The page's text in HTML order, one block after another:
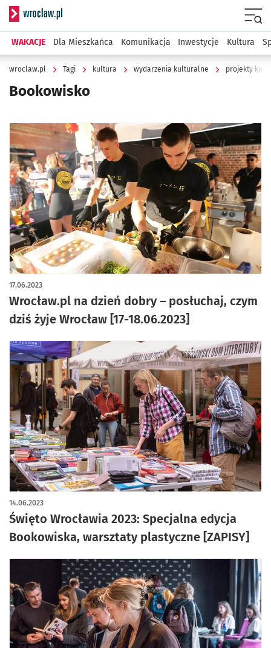
Serwis informacyjny wroclaw.pl
WAKACJE Dla Mieszkańca Komunikacja Inwestycje Kultura
wroclaw.pl Tagi kultura wydarzenia kulturalne projekty
Bookowisko
Wrocław.pl na dzień dobry – posłuchaj, czym
dziś żyje Wrocław [17-18.06.2023]
17.06.2023
Święto Wrocławia 2023: Specjalna edycja
Bookowiska, warsztaty plastyczne [ZAPISY]
14.06.2023